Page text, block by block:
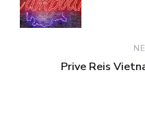
Prive Reis